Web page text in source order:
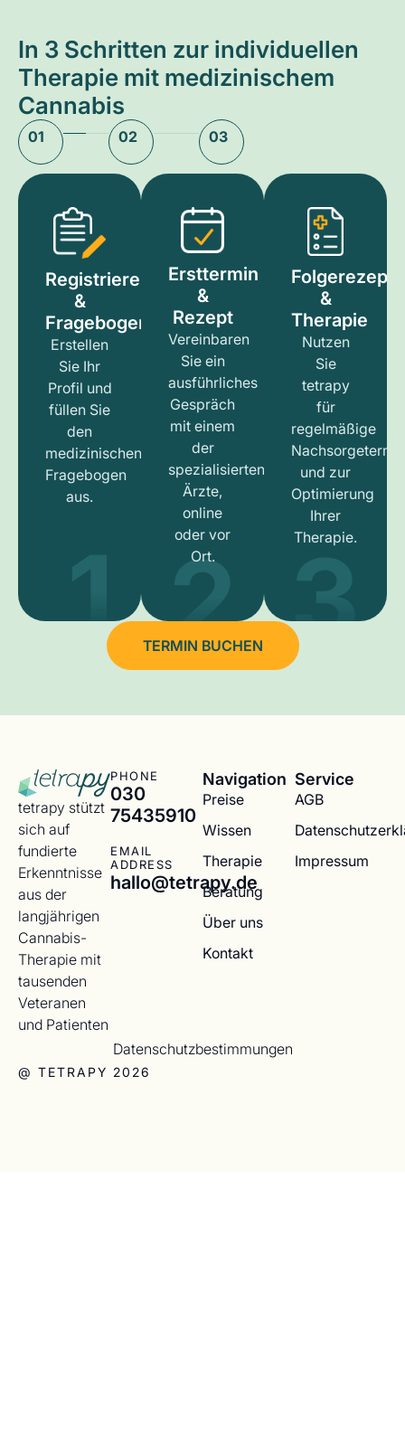
In 3 Schritten zur individuellen
Therapie mit medizinischem
Cannabis
01 02 03
Registrieren
&
Fragebogen
Erstellen
Sie Ihr
Profil und
füllen Sie
den
medizinischen
Fragebogen
aus.
1
Ersttermin
&
Rezept
Vereinbaren
Sie ein
ausführliches
Gespräch
mit einem
der
spezialisierten
Ärzte,
online
oder vor
Ort.
2
Folgerezept
&
Therapie
Nutzen
Sie
tetrapy
für
regelmäßige
und zur
Optimierung
Ihrer
Therapie.
3
TERMIN BUCHEN
tetrapy stützt
sich auf
fundierte
Erkenntnisse
aus der
langjährigen
Cannabis-
Therapie mit
tausenden
Veteranen
und Patienten
PHONE
030
75435910
EMAIL
ADDRESS
hallo@tetrapy.de
Navigation
Preise
Wissen
Therapie
Beratung
Über uns
Kontakt
Service
AGB
Impressum
@ TETRAPY 2026
Datenschutzbestimmungen